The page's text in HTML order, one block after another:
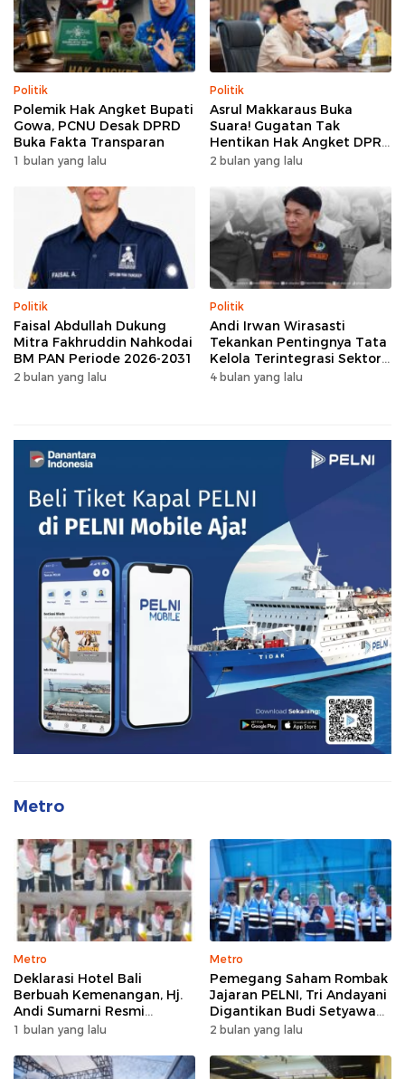
Politik
Polemik Hak Angket Bupati
Gowa, PCNU Desak DPRD
Buka Fakta Transparan
1 bulan yang lalu
Politik
Asrul Makkaraus Buka
Suara! Gugatan Tak
Hentikan Hak Angket DPRD
Gowa
2 bulan yang lalu
Politik
Faisal Abdullah Dukung
Mitra Fakhruddin Nahkodai
BM PAN Periode 2026-2031
2 bulan yang lalu
Politik
Andi Irwan Wirasasti
Tekankan Pentingnya Tata
Kelola Terintegrasi Sektor
Peternakan Sulsel
4 bulan yang lalu
Metro
Metro
Deklarasi Hotel Bali
Berbuah Kemenangan, Hj.
Andi Sumarni Resmi
Nahkodai DPW FK PKBM
1 bulan yang lalu
Metro
Pemegang Saham Rombak
Jajaran PELNI, Tri Andayani
Digantikan Budi Setyawan
Wijaya sebagai Dirut
2 bulan yang lalu